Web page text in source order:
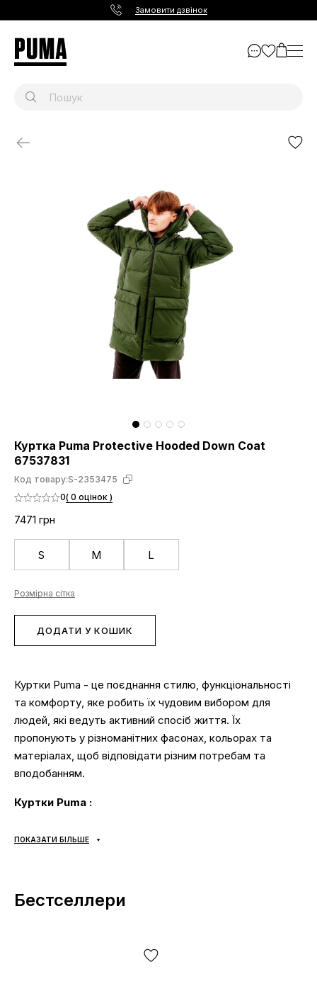
Замовити дзвінок
Куртка Puma Protective Hooded Down Coat
67537831
Код товару:S-2353475
0( 0 оцінок )
7471 грн
S M L
Розмірна сітка
ДОДАТИ У КОШИК
Куртки Puma - це поєднання стилю, функціональності
та комфорту, яке робить їх чудовим вибором для
людей, які ведуть активний спосіб життя. Їх
пропонують у різноманітних фасонах, кольорах та
матеріалах, щоб відповідати різним потребам та
вподобанням.
Куртки Puma :
різних фасонах, кольорах і розмірах, тому ви
підходить як для чоловіків, так і для жінок. Їх можна
ПОКАЗАТИ БІЛЬШЕ
Бестселлери